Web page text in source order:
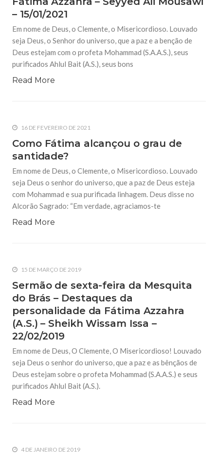
10 DE NOVEMBRO DE 2013
Falecimento do Imam Ali Ibn Al-Hussein
Em nome de Deus, o Clemente, o Misericordioso! Diante da
data em que relembramos o martírio do quarto Imam dos
muçulmanos, o Imam Ali Ibn Al-Hussein Ibn Ali Ibn Abi Táleb
(A.S.), conhecido por “Zein Al-Ábidin” (Formosura
NOTÍCIAS
República Islâmica do Irã
Brasil recebeu em sua sede, em São Paulo, o ex-ministro das
Relações Exteriores da República Islâmica do Irã, Sr. Kamal
Kharrazi, que encontra-se visitando
– 15/01/2021
Em nome de Deus, o Clemente, o Misericordioso. Louvado
seja Deus, o Senhor do universo, que a paz e a benção de
Deus estejam com o profeta Mohammad (S.A.A.S.), seus
purificados Ahlul Bait (A.S.), seus bons
Read More
16 DE FEVEREIRO DE 2021
Como Fátima alcançou o grau de
santidade?
Em nome de Deus, o Clemente, o Misericordioso. Louvado
seja Deus o senhor do universo, que a paz de Deus esteja
com Mohammad e sua purificada linhagem. Deus disse no
Alcorão Sagrado: “Em verdade, agraciamos-te
Read More
15 DE MARÇO DE 2019
Sermão de sexta-feira da Mesquita
do Brás – Destaques da
personalidade da Fátima Azzahra
(A.S.) – Sheikh Wissam Issa –
22/02/2019
Em nome de Deus, O Clemente, O Misericordioso! Louvado
seja Deus o senhor do universo, que a paz e as bênçãos de
Deus estejam sobre o profeta Mohammad (S.A.A.S.) e seus
purificados Ahlul Bait (A.S.).
Read More
4 DE JANEIRO DE 2019